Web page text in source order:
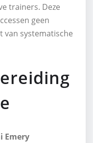
trainers. Deze
geen
van systematische
Emery